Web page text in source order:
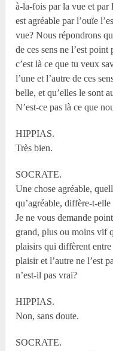
à-la-fois par la vue et par
est agréable par l’ouïe
vue? Nous répondrons
de ces sens ne l’est
c’est là ce que tu veux
l’une et l’autre de ces
belle, et qu’elles le sont
N’est-ce pas là ce que
HIPPIAS.
Très bien.
SOCRATE.
Une chose agréable,
qu’agréable, diffère-t-
Je ne vous demande
grand, plus ou moins vif
plaisirs qui diffèrent entre
plaisir et l’autre ne l’est
n’est-il pas vrai?
HIPPIAS.
Non, sans doute.
SOCRATE.